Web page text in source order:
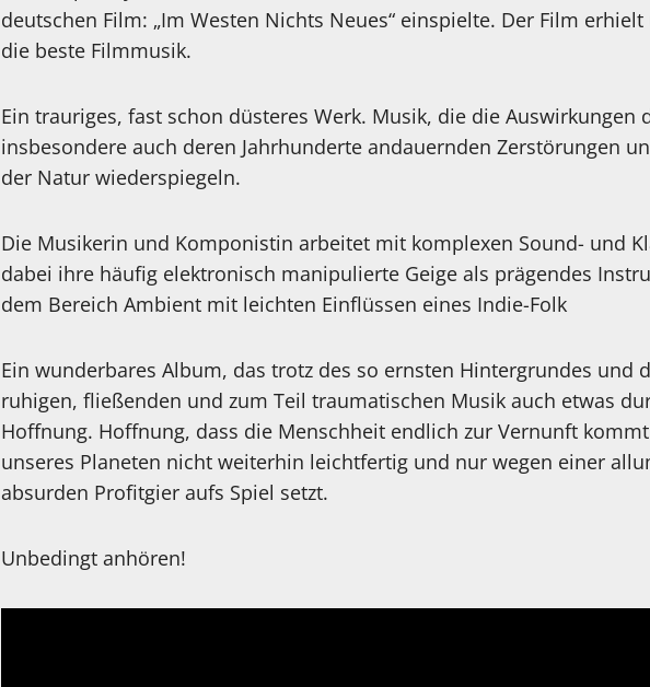
deutschen Film: „Im Westen Nichts Neues“ einspielte. Der Film
die beste Filmmusik.
Ein trauriges, fast schon düsteres Werk. Musik, die die Auswirkungen
insbesondere auch deren Jahrhunderte andauernden Zerstörungen
der Natur wiederspiegeln.
Die Musikerin und Komponistin arbeitet mit komplexen Sound- und
dabei ihre häufig elektronisch manipulierte Geige als prägendes
dem Bereich Ambient mit leichten Einflüssen eines Indie-Folk
Ein wunderbares Album, das trotz des so ernsten Hintergrundes und
ruhigen, fließenden und zum Teil traumatischen Musik auch etwas
Hoffnung. Hoffnung, dass die Menschheit endlich zur Vernunft
unseres Planeten nicht weiterhin leichtfertig und nur wegen einer
absurden Profitgier aufs Spiel setzt.
Unbedingt anhören!